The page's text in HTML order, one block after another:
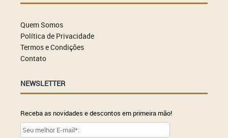
Quem Somos
Política de Privacidade
Termos e Condições
Contato
NEWSLETTER
Receba as novidades e descontos em primeira mão!